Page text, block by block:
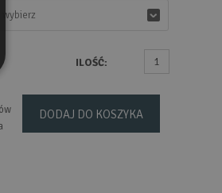
wybierz
wybierz
ILOŚĆ:
DODAJ DO KOSZYKA